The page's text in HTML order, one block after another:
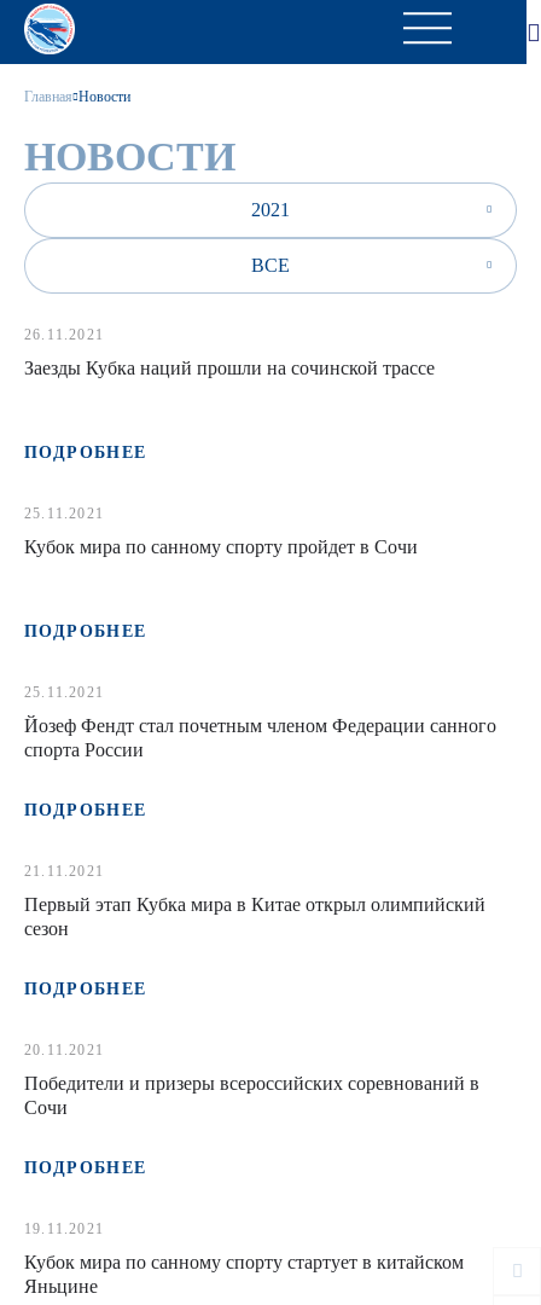
Главная Новости
НОВОСТИ
2021
ВСЕ
26.11.2021
Заезды Кубка наций прошли на сочинской трассе
ПОДРОБНЕЕ
25.11.2021
Кубок мира по санному спорту пройдет в Сочи
ПОДРОБНЕЕ
25.11.2021
Йозеф Фендт стал почетным членом Федерации санного
спорта России
ПОДРОБНЕЕ
21.11.2021
Первый этап Кубка мира в Китае открыл олимпийский
сезон
ПОДРОБНЕЕ
20.11.2021
Победители и призеры всероссийских соревнований в
Сочи
ПОДРОБНЕЕ
19.11.2021
Кубок мира по санному спорту стартует в китайском
Яньцине